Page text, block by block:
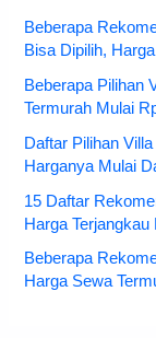
Beberapa
Bisa Dipilih,
Beberapa Pilihan
Termurah Mulai
Daftar Pilihan
Harganya Mulai
15 Daftar
Harga
Beberapa
Harga Sewa